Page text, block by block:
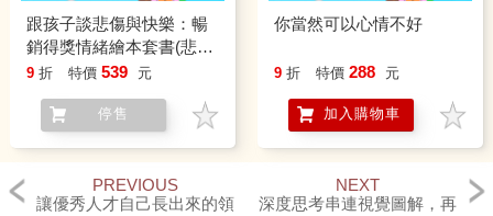
跟孩子談悲傷與快樂：暢
銷得獎情緒繪本套書(悲
傷，讓我抱抱你、快樂，
9 折 特價 539 元
停售
你當然可以心情不好
9 折 特價 288 元
加入購物車
PREVIOUS
讓優秀人才自己長出來的領
NEXT
深度思考串連視覺圖解，再